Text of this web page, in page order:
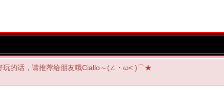
玩的话，请推荐给朋友哦Ciallo～(∠・ω< )⌒★